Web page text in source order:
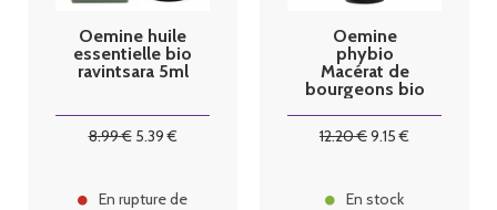
Oemine huile
essentielle bio
ravintsara 5ml
8.99€ 5.39€
En rupture de
Oemine
phybio
Macérat de
bourgeons bio
12.20€9.15 €
En stock